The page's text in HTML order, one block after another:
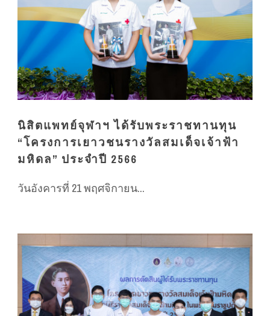
นิสิตแพทย์จุฬาฯ ได้รับพระราชทานทุน
“โครงการเยาวชนรางวัลสมเด็จเจ้าฟ้า
มหิดล” ประจำปี 2566
วันอังคารที่ 21 พฤศจิกายน...